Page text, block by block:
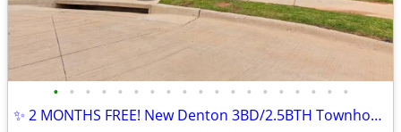
• • • • • • • • • • • • • • • • • • •
✨ 2 MONTHS FREE! New Denton 3BD/2.5BTH Townhouse! ✨